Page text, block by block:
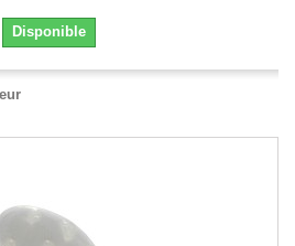
Disponible